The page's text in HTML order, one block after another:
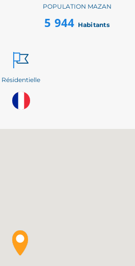
POPULATION MAZAN
5 944 Habitants
Résidentielle